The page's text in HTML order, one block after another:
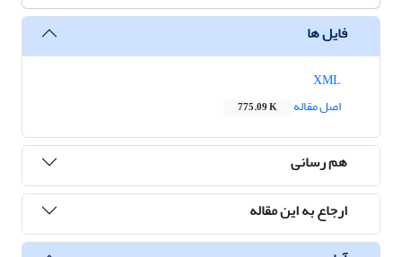
فایل ها
اصل مقاله
775.09 K
هم رسانی
ارجاع به این مقاله